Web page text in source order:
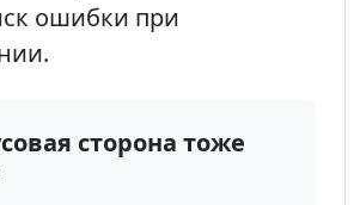
ошибки при
сторона тоже